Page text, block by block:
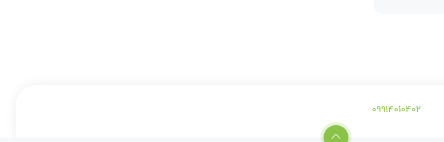
09914010402